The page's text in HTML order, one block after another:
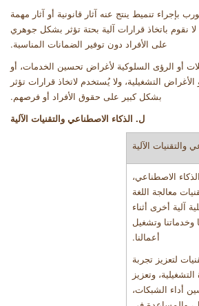
بإجراء تنميط ينتج عنه آثار قانونية أو آثار مهمة
لا نقوم باتخاذ قرارات آلية بحتة تؤثر بشكل جوهري
على الأفراد دون توفير الضمانات المناسبة.
أو الرؤى السلوكية لأغراض تحسين الخدمات، أو
الأغراض التشغيلية، ولا يُستخدم لاتخاذ قرارات تؤثر
بشكل كبير على حقوق الأفراد أو فرصهم.
ل. الذكاء الاصطناعي والتقنيات الآلية
الآلية
الاصطناعي،
معالجة اللغة
آلية أخرى أثناء
وخدماتنا وتشغيل
أعمالنا.
لتعزيز تجربة
وتعزيز
أداء الشبكات،